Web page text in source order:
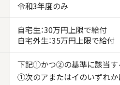
令和3年度のみ
自宅生：30万円上限で給付
自宅外生：35万円上限で給付
下記①かつ②の基準に該当す
①次のアまたはイのいずれか